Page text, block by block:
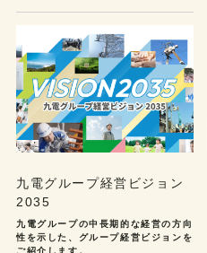
九電グループ経営ビジョン
2035
九電グループの中長期的な経営の方向
性を示した、グループ経営ビジョンを
ご紹介します。